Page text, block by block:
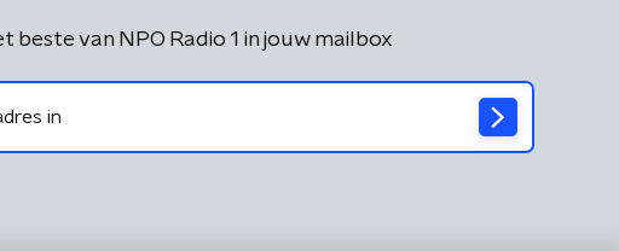
beste van NPO Radio 1 in jouw mailbox